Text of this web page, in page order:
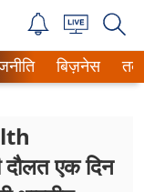
बिज़नेस
Increased : मुकेश
एक दिन